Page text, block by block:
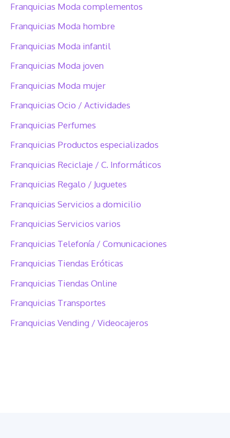
Franquicias Moda complementos
Franquicias Moda hombre
Franquicias Moda infantil
Franquicias Moda joven
Franquicias Moda mujer
Franquicias Ocio / Actividades
Franquicias Perfumes
Franquicias Productos especializados
Franquicias Reciclaje / C. Informáticos
Franquicias Regalo / Juguetes
Franquicias Servicios a domicilio
Franquicias Servicios varios
Franquicias Telefonía / Comunicaciones
Franquicias Tiendas Eróticas
Franquicias Tiendas Online
Franquicias Transportes
Franquicias Vending / Videocajeros